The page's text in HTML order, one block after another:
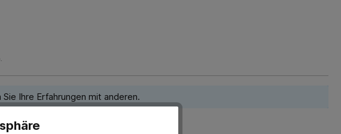
Ihre Erfahrungen mit anderen.